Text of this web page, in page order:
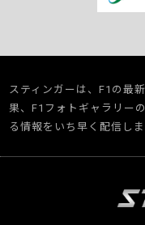
スティンガーは、F1の最
果、F1フォトギャラリー
る情報をいち早く配信しま